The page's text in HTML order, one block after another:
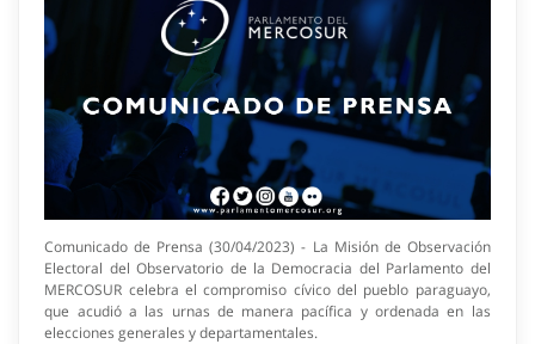
Comunicado de Prensa (30/04/2023) - La Misión de Observación
Electoral del Observatorio de la Democracia del Parlamento del
MERCOSUR celebra el compromiso cívico del pueblo paraguayo,
que acudió a las urnas de manera pacífica y ordenada en las
elecciones generales y departamentales.